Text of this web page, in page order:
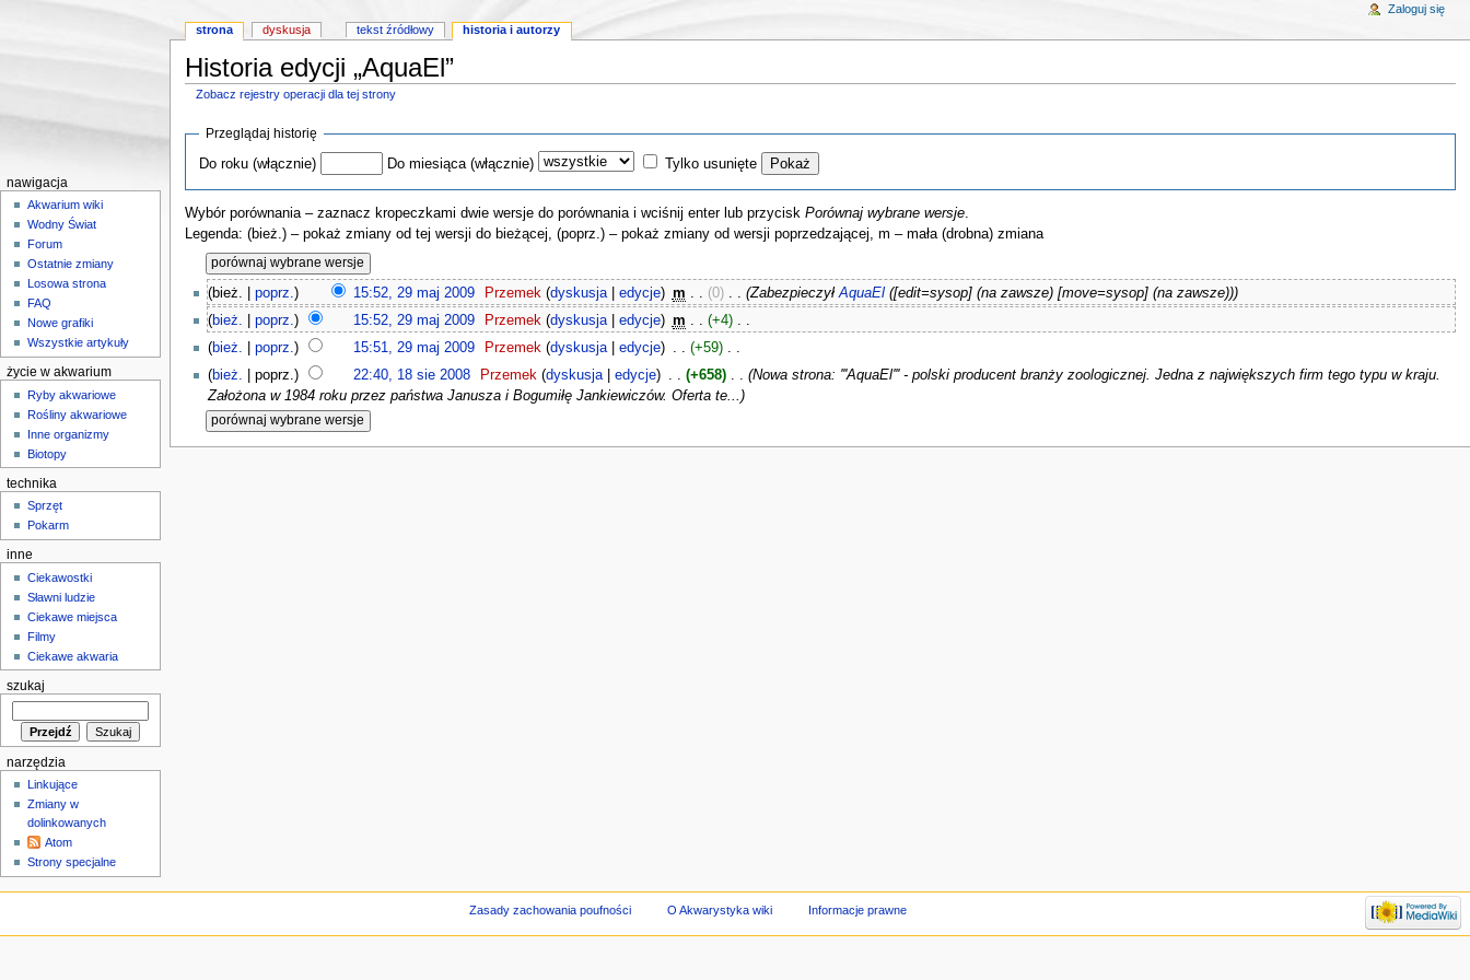
Historia edycji „AquaEl”
Zobacz rejestry operacji dla tej strony
Przeglądaj historię
Do roku (włącznie) Do miesiąca (włącznie) Tylko usunięte
Wybór porównania – zaznacz kropeczkami dwie wersje do porównania i wciśnij enter lub przycisk Porównaj wybrane wersje.
Legenda: (bież.) – pokaż zmiany od tej wersji do bieżącej, (poprz.) – pokaż zmiany od wersji poprzedzającej, m – mała (drobna) zmiana
(bież. | poprz. ) 15:52, 29 maj 2009‎ Przemek (dyskusja |edycje) m (0)‎ . . (Zabezpieczył AquaEl([edit=sysop] (na zawsze) [move=sysop] (na zawsze)))
(bież. poprz.) 15:52, 29 maj 2009‎ Przemek (dyskusja|edycje) m . . (+4)‎ . .
(bież. poprz.) 15:51, 29 maj 2009‎ Przemek (dyskusja|edycje) ‎ . . (+59)‎ . .
(bież. | poprz.) 22:40, 18 sie 2008‎ Przemek (dyskusja|edycje) ‎ . . (+658)‎ . . (Nowa strona: '''AquaEl''' - polski producent branży zoologicznej. Jedna z największych firm tego typu w kraju.
Założona w 1984 roku przez państwa Janusza i Bogumiłę Jankiewiczów. Oferta te...)
strona dyskusja tekst źródłowy historia i autorzy
Zaloguj się
nawigacja
Akwarium wiki
Wodny Świat
Forum
Ostatnie zmiany
Losowa strona
FAQ
Nowe grafiki
Wszystkie artykuły
życie w akwarium
Ryby akwariowe
Rośliny akwariowe
Inne organizmy
Biotopy
technika
Sprzęt
Pokarm
inne
Ciekawostki
Sławni ludzie
Ciekawe miejsca
Filmy
Ciekawe akwaria
szukaj
narzędzia
Linkujące
Zmiany w
dolinkowanych
Atom
Strony specjalne
Zasady zachowania poufności O Akwarystyka wiki Informacje prawne